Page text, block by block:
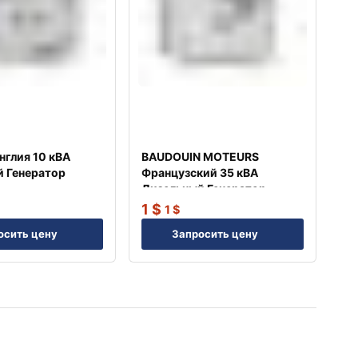
10 кВА
Генератор
цену
BAUDOUIN MOTEURS
Французский 35 кВА
Дизельный Генератор
TJ35BD
1 $ 1 $
Запросить цену